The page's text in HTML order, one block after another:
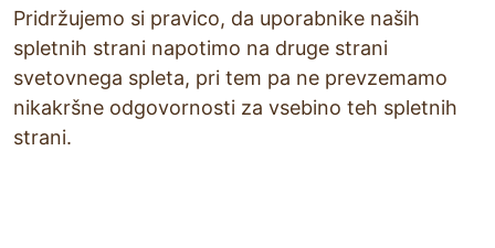
Pridržujemo si pravico, da uporabnike naših
spletnih strani napotimo na druge strani
svetovnega spleta, pri tem pa ne prevzemamo
nikakršne odgovornosti za vsebino teh spletnih
strani.